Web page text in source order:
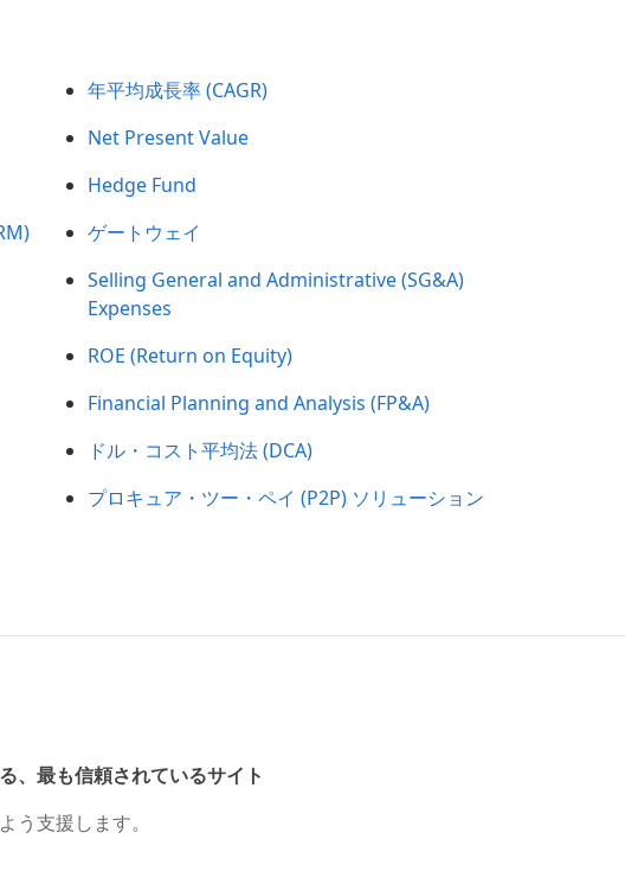
年平均成長率 (CAGR)
Net Present Value
Hedge Fund
ゲートウェイ
Selling General and Administrative (SG&A)
Expenses
ROE (Return on Equity)
Financial Planning and Analysis (FP&A)
ドル・コスト平均法 (DCA)
プロキュア・ツー・ペイ (P2P) ソリューション
、最も信頼されているサイト
う支援します。